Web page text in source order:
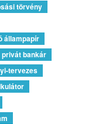
törvény
állampapír
privát bankár
tervezes